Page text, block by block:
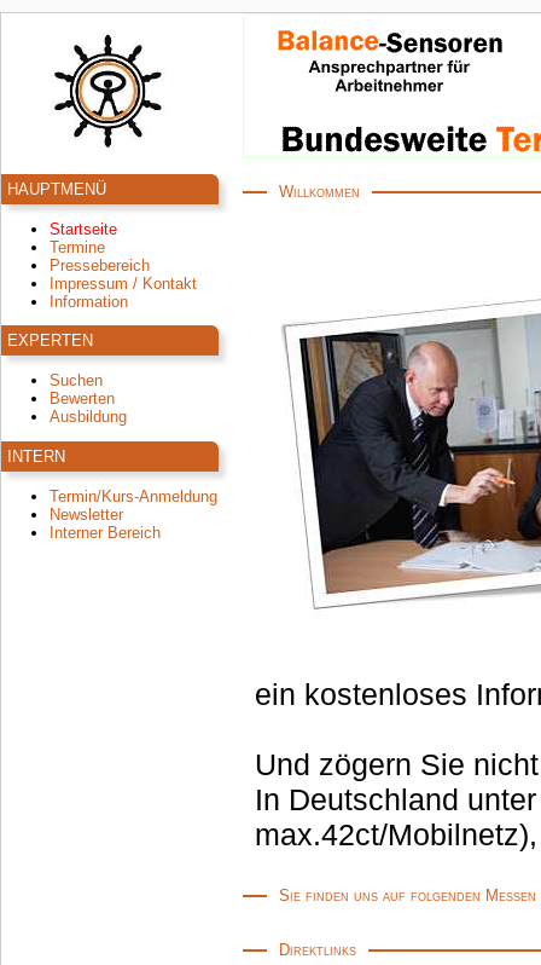
HAUPTMENÜ
Startseite
Termine
Pressebereich
Impressum / Kontakt
Information
EXPERTEN
Suchen
Bewerten
Ausbildung
INTERN
Termin/Kurs-Anmeldung
Newsletter
Interner Bereich
Willkommen
ein kostenloses
Und zögern Sie
In Deutschland
max.42ct/
Sie finden uns auf folgenden
Direktlinks